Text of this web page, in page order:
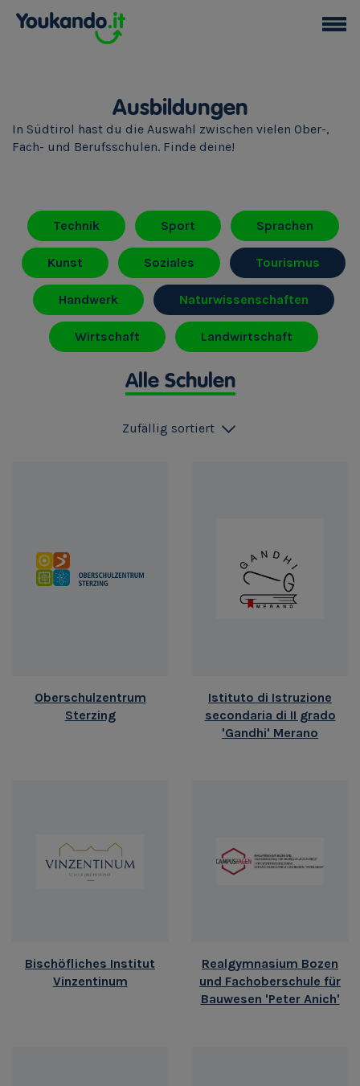
Ausbildungen
In Südtirol hast du die Auswahl zwischen vielen Ober-,
Fach- und Berufsschulen. Finde deine!
Technik Sport Sprachen
Kunst Soziales Tourismus
Handwerk Naturwissenschaften
Wirtschaft Landwirtschaft
Alle Schulen
Zufällig sortiert
Oberschulzentrum
Sterzing
Istituto di Istruzione
secondaria di II grado
'Gandhi' Merano
Bischöfliches Institut
Vinzentinum
Realgymnasium Bozen
und Fachoberschule für
Bauwesen 'Peter Anich'